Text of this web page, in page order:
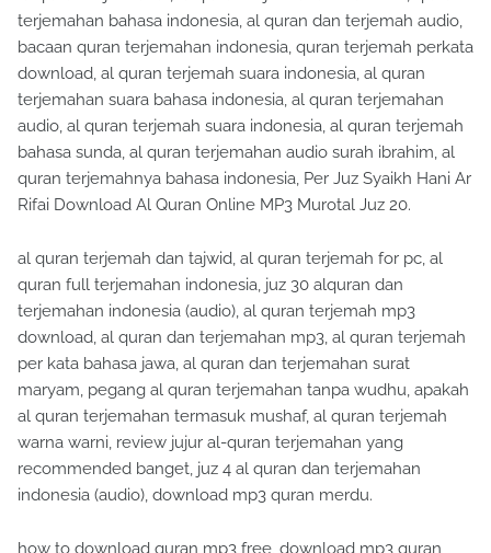
terjemahan bahasa indonesia, al quran dan terjemah audio,
bacaan quran terjemahan indonesia, quran terjemah perkata
download, al quran terjemah suara indonesia, al quran
terjemahan suara bahasa indonesia, al quran terjemahan
audio, al quran terjemah suara indonesia, al quran terjemah
bahasa sunda, al quran terjemahan audio surah ibrahim, al
quran terjemahnya bahasa indonesia, Per Juz Syaikh Hani Ar
Rifai Download Al Quran Online MP3 Murotal Juz 20.
al quran terjemah dan tajwid, al quran terjemah for pc, al
quran full terjemahan indonesia, juz 30 alquran dan
terjemahan indonesia (audio), al quran terjemah mp3
download, al quran dan terjemahan mp3, al quran terjemah
per kata bahasa jawa, al quran dan terjemahan surat
maryam, pegang al quran terjemahan tanpa wudhu, apakah
al quran terjemahan termasuk mushaf, al quran terjemah
warna warni, review jujur al-quran terjemahan yang
recommended banget, juz 4 al quran dan terjemahan
indonesia (audio), download mp3 quran merdu.
how to download quran mp3 free, download mp3 quran